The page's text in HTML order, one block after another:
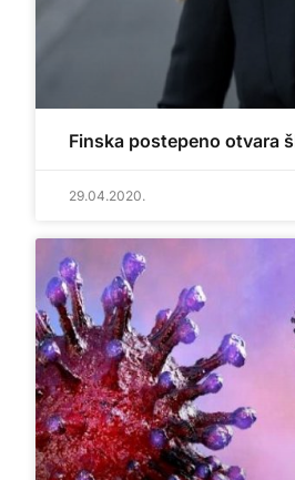
Finska postepeno otvara
29.04.2020.